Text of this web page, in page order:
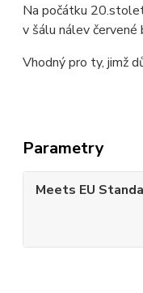
Na počátku
v šálu nálev červené
Vhodný pro ty, jimž
Parametry
Meets EU